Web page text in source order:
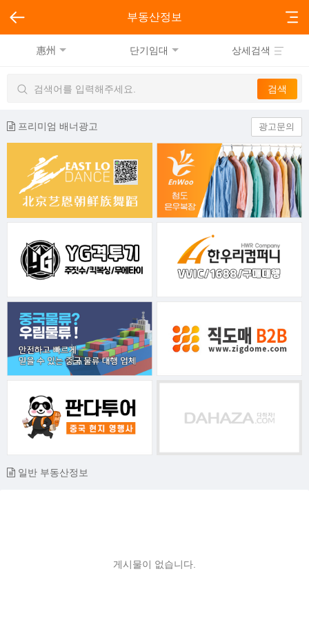
부동산정보
惠州 단기임대 상세검색
프리미엄 배너광고 광고문의
일반 부동산정보
게시물이 없습니다.